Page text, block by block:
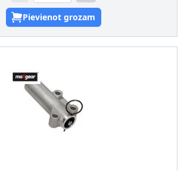
Pievienot grozam